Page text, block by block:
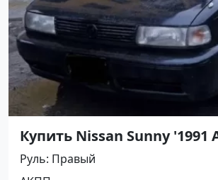
Купить Nissan Sunny '1991
(1400/75 л.с.) Бензин
Мостовской цвет Черный
Руль Правый